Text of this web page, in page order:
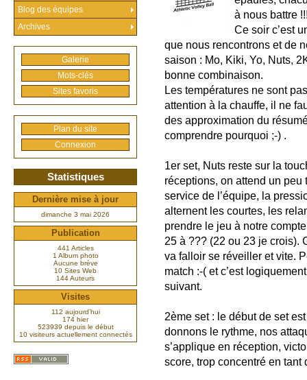
à nous battre
Ce soir c’est
que nous rencontrons et de
saison : Mo, Kiki, Yo, Nuts,
bonne combinaison.
Les températures ne sont
attention à la chauffe, il ne
des approximation du
comprendre pourquoi ;-) .
1er set, Nuts reste sur la
réceptions, on attend un
service de l’équipe, la
alternent les courtes, les
prendre le jeu à notre
25 à ??? (22 ou 23 je crois).
va falloir se réveiller et vite.
match :-( et c’est
suivant.
2ème set : le début de set
donnons le rythme, nos
s’applique en réception,
score, trop concentré en tant
Blog des équipes
Archives
Galerie
Mots-clés
Sites favoris
Plan du site
Connexion
Statistiques
Dernière mise à jour
dimanche 3 mai 2026
Publication
441 Articles
1 Album photo
Aucune brève
10 Sites Web
144 Auteurs
Visites
112 aujourd’hui
174 hier
523939 depuis le début
10 visiteurs actuellement connectés